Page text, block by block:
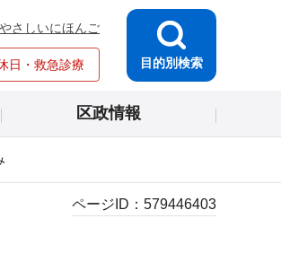
やさしいにほんご
日・救急診療 目的別検索
区政情報
ページID： 579446403